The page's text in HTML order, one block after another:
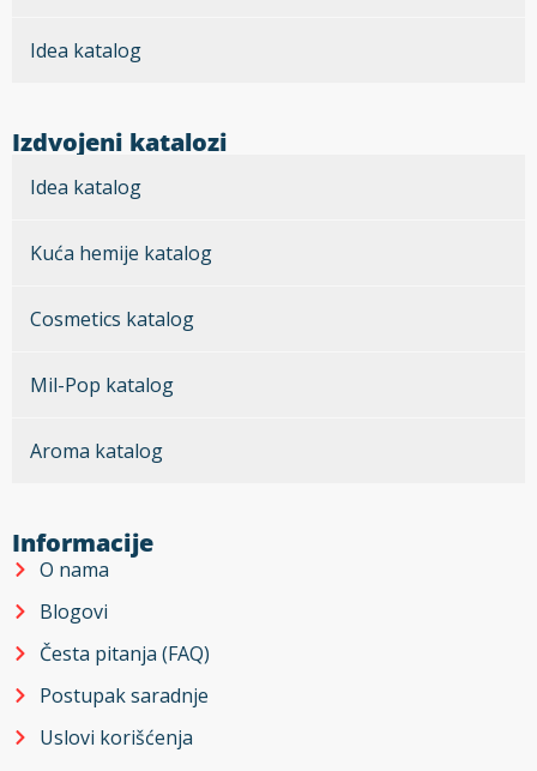
Idea katalog
Izdvojeni katalozi
Idea katalog
Kuća hemije katalog
Cosmetics katalog
Mil-Pop katalog
Aroma katalog
Informacije
O nama
Blogovi
Česta pitanja (FAQ)
Postupak saradnje
Uslovi korišćenja